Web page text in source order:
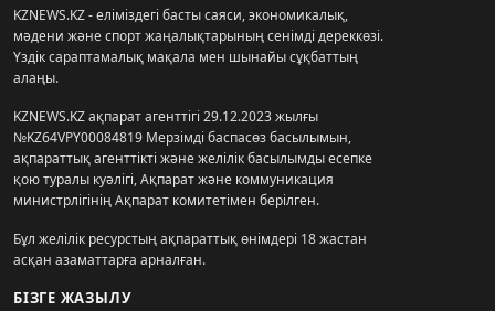
KZNEWS.KZ - еліміздегі басты саяси, экономикалық,
мәдени және спорт жаңалықтарының сенімді дереккөзі.
Үздік сараптамалық мақала мен шынайы сұқбаттың
алаңы.
KZNEWS.KZ ақпарат агенттігі 29.12.2023 жылғы
№KZ64VPY00084819 Мерзімді баспасөз басылымын,
ақпараттық агенттікті және желілік басылымды есепке
қою туралы куәлігі, Ақпарат және коммуникация
министрлігінің Ақпарат комитетімен берілген.
Бұл желілік ресурстың ақпараттық өнімдері 18 жастан
асқан азаматтарға арналған.
БІЗГЕ ЖАЗЫЛУ